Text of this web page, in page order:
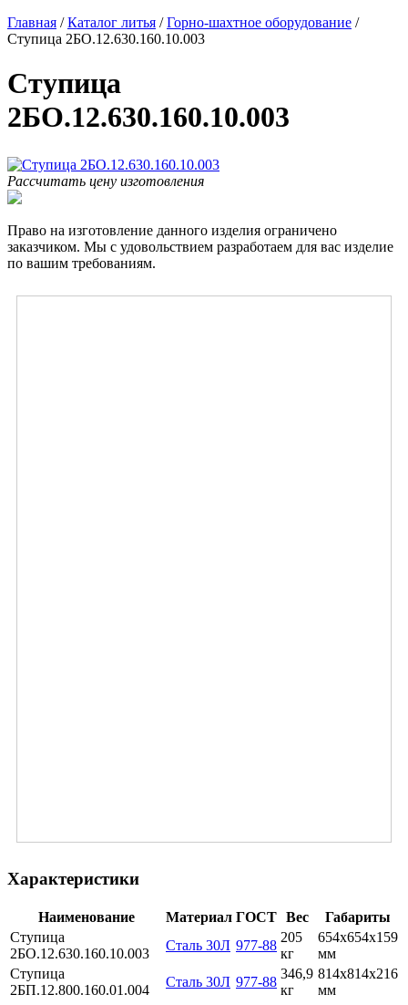
Главная /Каталог литья /Горно-шахтное оборудование /
Ступица 2БО.12.630.160.10.003
Ступица
2БО.12.630.160.10.003
Рассчитать цену изготовления
Право на изготовление данного изделия ограничено
заказчиком. Мы с удовольствием разработаем для вас изделие
по вашим требованиям.
Характеристики
Наименование Материал ГОСТ Вес
Габариты
Ступица
2БО.12.630.160.10.003
Сталь 30Л 977-88
205
кг
654х654х159
мм
Ступица
2БП.12.800.160.01.004
Сталь 30Л 977-88
346,9
кг
814х814х216
мм